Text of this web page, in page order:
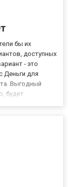
бы их
доступных
- это
Деньги для
Выгодный
будет